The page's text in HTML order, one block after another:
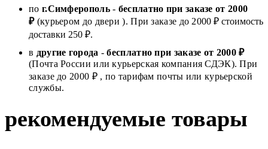
по г.Симферополь- бесплатно при заказе от 2000
₽(курьером до двери ). При заказе до 2000 ₽ стоимость
доставки 250 ₽.
в другие города -бесплатно при заказе от 2000 ₽
(Почта России или курьерская компания СДЭК). При
заказе до 2000 ₽ , по тарифам почты или курьерской
службы.
рекомендуемые товары